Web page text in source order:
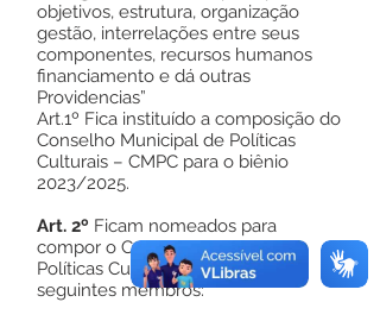
objetivos, estrutura, organização
gestão, interrelações entre seus
componentes, recursos humanos
financiamento e dá outras
Providencias”
Art.1º Fica instituído a composição do
Conselho Municipal de Políticas
Culturais – CMPC para o biênio
2023/2025.
Art. 2º Ficam nomeados para
compor o Conselho Municipal de
Políticas Culturais – CMPC, os
seguintes membros: